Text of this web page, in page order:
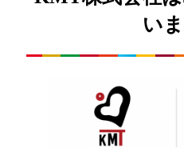
いま